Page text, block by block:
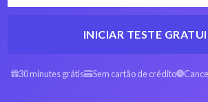
INICIAR TESTE
30 minutes grátis Sem cartão de crédito